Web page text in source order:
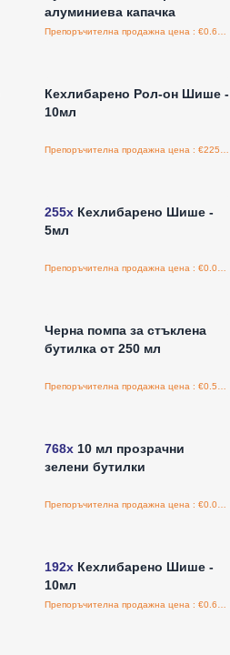
алуминиева капачка
Кехлибарено Рол-он Шише -
10мл
255xКехлибарено Шише -
5мл
Препоръчителна продажна цена : €0.00/бройка
Черна помпа за стъклена
бутилка от 250 мл
768x10 мл прозрачни
зелени бутилки
Препоръчителна продажна цена : €0.00/бройка
192xКехлибарено Шише -
10мл